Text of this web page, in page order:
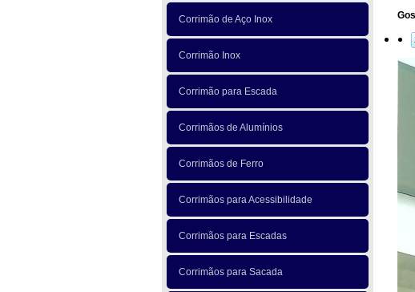
Corrimão de Aço Inox
Corrimão Inox
Corrimão para Escada
Corrimãos de Alumínios
Corrimãos de Ferro
Corrimãos para Acessibilidade
Corrimãos para Escadas
Corrimãos para Sacada